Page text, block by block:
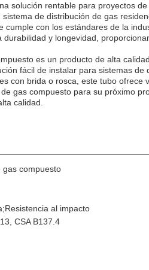
solución rentable para proyectos
de distribución de gas
cumple con los estándares de la
durabilidad y longevidad,
es un producto de alta
fácil de instalar para sistemas
con brida o rosca, este tubo
gas compuesto para su próximo
calidad.
gas compuesto
al impacto
CSA B137.4